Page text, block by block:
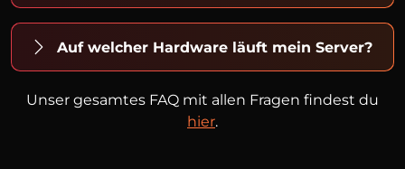
Auf welcher Hardware läuft mein Server?
Unser gesamtes FAQ mit allen Fragen findest du
hier.